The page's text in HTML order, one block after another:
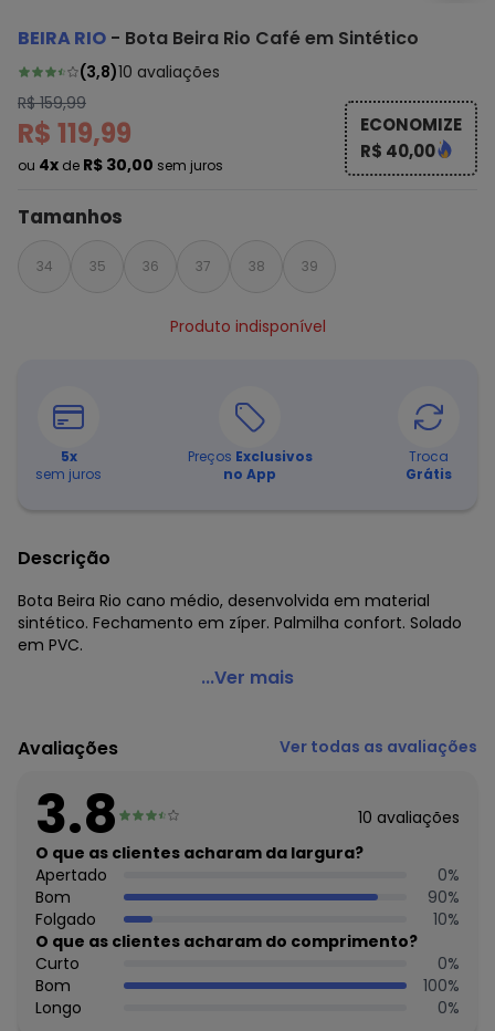
BEIRA RIO - Bota Beira Rio Café em Sintético
(3,8)10 avaliações
R$ 159,99
R$ 119,99
ou 4x de R$ 30,00 sem juros
ECONOMIZE
R$ 40,00
Tamanhos
34 35 36 37 38 39
Produto indisponível
5x
sem juros
Preços Exclusivos
no App
Troca
Grátis
Descrição
Bota Beira Rio cano médio, desenvolvida em material
sintético. Fechamento em zíper. Palmilha confort. Solado
em PVC.
Beira Rio - Bota Beira Rio Café em Sintético
Observação: Palmilha confort
Tecido: Sintético
Histórico de preços
O preço apresentado abaixo é o menor oferecido em
algum dia do mês, para o menor tamanho disponível.
agosto/2026
N/D*
julho/2026 N/D*
junho/2026
maio/2026 R$ 119,99
abril/2026 R$ 79,99
março/2026 N/D*
...Ver mais
Avaliações Ver todas as avaliações
3.8 10 avaliações
O que as clientes acharam da largura?
Apertado
0%
Bom
90%
Folgado
10%
O que as clientes acharam do comprimento?
Curto
0%
Bom
100%
Longo
0%